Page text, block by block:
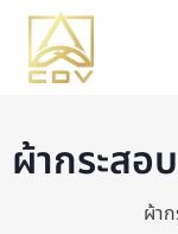
ผ้ากระสอ
ผ้า